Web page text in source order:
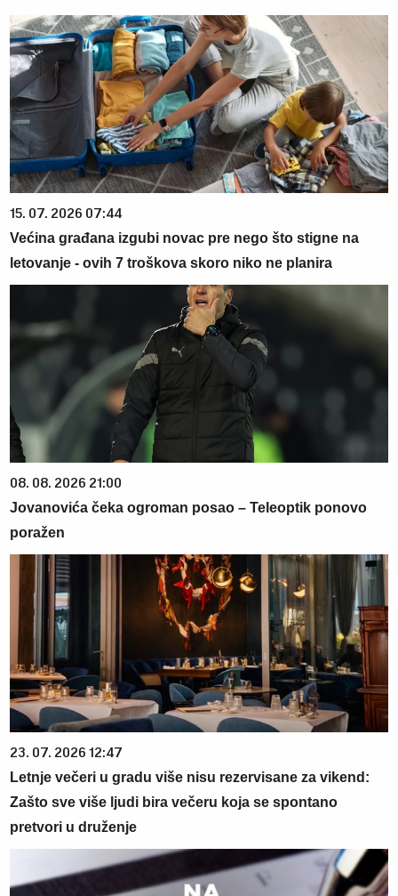
15. 07. 2026 07:44
Većina građana izgubi novac pre nego što stigne na
letovanje - ovih 7 troškova skoro niko ne planira
08. 08. 2026 21:00
Jovanovića čeka ogroman posao – Teleoptik ponovo
poražen
23. 07. 2026 12:47
Letnje večeri u gradu više nisu rezervisane za vikend:
Zašto sve više ljudi bira večeru koja se spontano
pretvori u druženje